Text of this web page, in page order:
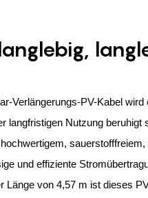
Verlängerungs-PV-Kabel
langfristigen Nutzung beruhigt
und effiziente
Länge von 4,57 m ist dieses